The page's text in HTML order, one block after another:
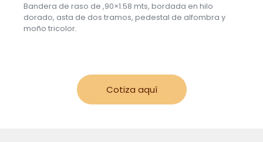
Bandera de raso de ,90×1.58 mts, bordada en hilo
dorado, asta de dos tramos, pedestal de alfombra y
moño tricolor.
Cotiza aquí